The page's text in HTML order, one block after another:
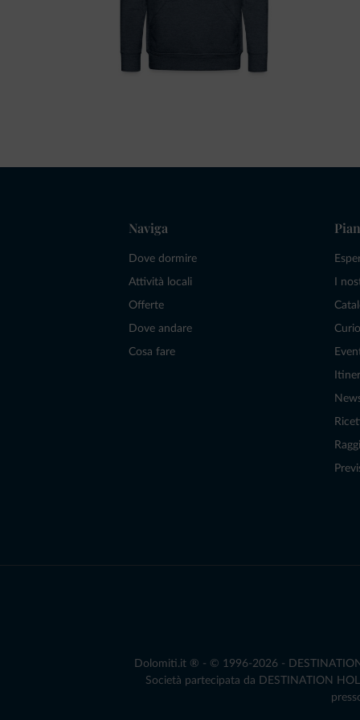
Naviga
Dove dormire
Attività locali
Offerte
Dove andare
Cosa fare
I
Dolomiti.it ® - © 1996-2026 - DESTINATION
Società partecipata da DESTINATION